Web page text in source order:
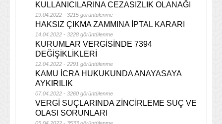
KULLANICILARINA CEZASIZLIK OLANAĞI
19.04.2022 - 3215 görüntülenme
HAKSIZ ÇIKMA ZAMMINA İPTAL KARARI
14.04.2022 - 3228 görüntülenme
KURUMLAR VERGİSİNDE 7394
DEĞİŞİKLİKLERİ
12.04.2022 - 2291 görüntülenme
KAMU İCRA HUKUKUNDA ANAYASAYA
AYKIRILIK
07.04.2022 - 3260 görüntülenme
VERGİ SUÇLARINDA ZİNCİRLEME SUÇ VE
OLASI SORUNLARI